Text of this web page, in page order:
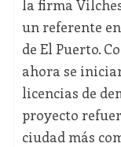
la firma
un referente
de El Puerto.
ahora se
licencias de
proyecto
ciudad más